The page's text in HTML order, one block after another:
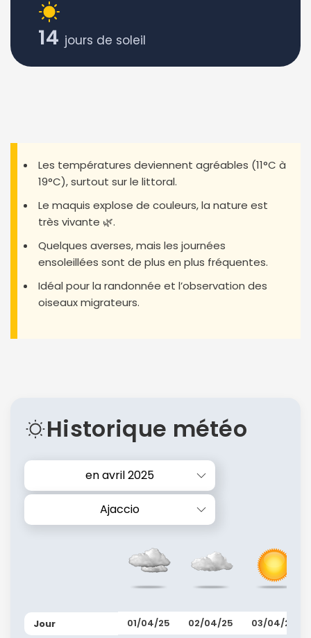
14 jours de soleil
Les températures deviennent agréables (11°C à
19°C), surtout sur le littoral.
Le maquis explose de couleurs, la nature est
très vivante 🌿.
Quelques averses, mais les journées
ensoleillées sont de plus en plus fréquentes.
Idéal pour la randonnée et l’observation des
oiseaux migrateurs.
Historique météo
en avril 2025
Ajaccio
Jour 01/04/25 02/04/25 03/04/25